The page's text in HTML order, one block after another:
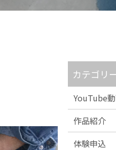
カテゴリ
YouTube
作品紹介
体験申込